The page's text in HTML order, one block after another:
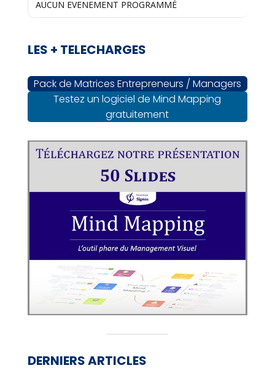
AUCUN EVENEMENT PROGRAMMÉ
LES + TELECHARGES
Pack de Matrices Entrepreneurs / Managers
Testez un logiciel de Mind Mapping
gratuitement
DERNIERS ARTICLES